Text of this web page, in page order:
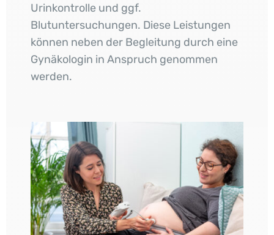
Urinkontrolle und ggf.
Blutuntersuchungen. Diese Leistungen
können neben der Begleitung durch eine
Gynäkologin in Anspruch genommen
werden.